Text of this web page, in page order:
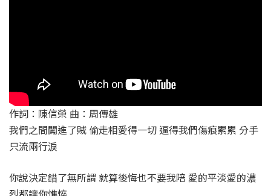
作詞：陳信榮 曲：周傳雄
我們之間闖進了賊 偷走相愛得一切 逼得我們傷痕累累 分手
只流兩行淚
你說決定錯了無所謂 就算後悔也不要我陪 愛的平淡愛的濃